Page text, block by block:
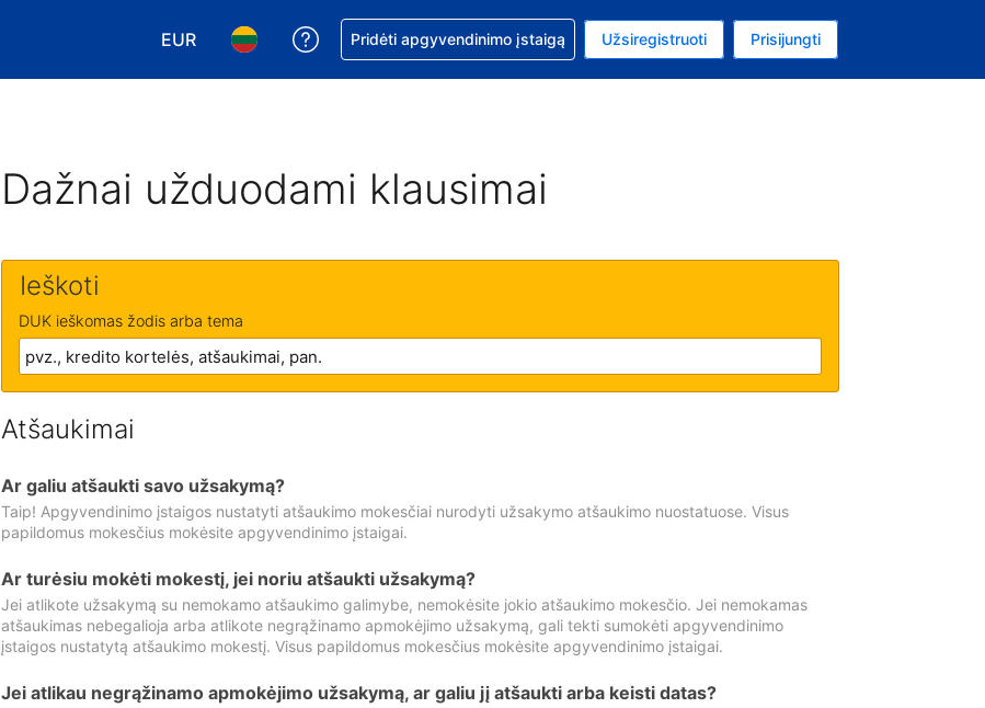
EUR
Pasirinkite valiutą. Jūsų pasirinkta valiuta: Euras
Pasirinkite kalbą. Jūsų pasirinkta kalba: Lietuvių
Pagalba dėl užsakymo
Pridėti apgyvendinimo įstaigą Užsiregistruoti Prisijungti
Dažnai užduodami klausimai
Ieškoti
DUK ieškomas žodis arba tema
Atšaukimai
Ar galiu atšaukti savo užsakymą?
Taip! Apgyvendinimo įstaigos nustatyti atšaukimo mokesčiai nurodyti užsakymo atšaukimo nuostatuose. Visus
papildomus mokesčius mokėsite apgyvendinimo įstaigai.
Ar turėsiu mokėti mokestį, jei noriu atšaukti užsakymą?
Jei atlikote užsakymą su nemokamo atšaukimo galimybe, nemokėsite jokio atšaukimo mokesčio. Jei nemokamas
atšaukimas nebegalioja arba atlikote negrąžinamo apmokėjimo užsakymą, gali tekti sumokėti apgyvendinimo
įstaigos nustatytą atšaukimo mokestį. Visus papildomus mokesčius mokėsite apgyvendinimo įstaigai.
Jei atlikau negrąžinamo apmokėjimo užsakymą, ar galiu jį atšaukti arba keisti datas?